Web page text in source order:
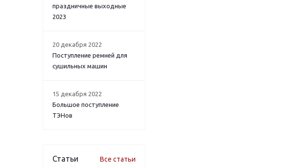
праздничные выходные
2023
20 декабря 2022
Поступление ремней для
сушильных машин
15 декабря 2022
Большое поступление
ТЭНов
Статьи Все статьи